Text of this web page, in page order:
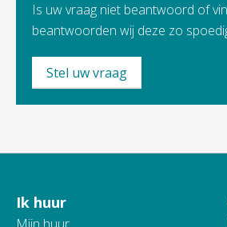
Is uw vraag niet beantwoord of
beantwoorden wij deze zo
Stel uw vraag
Contactinformatie
Ik huur